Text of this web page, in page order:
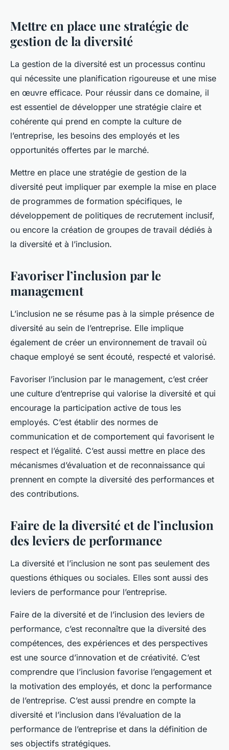
Mettre en place une stratégie de
gestion de la diversité
La gestion de la diversité est un processus continu
qui nécessite une planification rigoureuse et une mise
en œuvre efficace. Pour réussir dans ce domaine, il
est essentiel de développer une stratégie claire et
cohérente qui prend en compte la culture de
l’entreprise, les besoins des employés et les
opportunités offertes par le marché.
Mettre en place une stratégie de gestion de la
diversité peut impliquer par exemple la mise en place
de programmes de formation spécifiques, le
développement de politiques de recrutement inclusif,
ou encore la création de groupes de travail dédiés à
la diversité et à l’inclusion.
Favoriser l’inclusion par le
management
L’inclusion ne se résume pas à la simple présence de
diversité au sein de l’entreprise. Elle implique
également de créer un environnement de travail où
chaque employé se sent écouté, respecté et valorisé.
Favoriser l’inclusion par le management, c’est créer
une culture d’entreprise qui valorise la diversité et qui
encourage la participation active de tous les
employés. C’est établir des normes de
communication et de comportement qui favorisent le
respect et l’égalité. C’est aussi mettre en place des
mécanismes d’évaluation et de reconnaissance qui
prennent en compte la diversité des performances et
des contributions.
Faire de la diversité et de l’inclusion
des leviers de performance
La diversité et l’inclusion ne sont pas seulement des
questions éthiques ou sociales. Elles sont aussi des
leviers de performance pour l’entreprise.
Faire de la diversité et de l’inclusion des leviers de
performance, c’est reconnaître que la diversité des
compétences, des expériences et des perspectives
est une source d’innovation et de créativité. C’est
comprendre que l’inclusion favorise l’engagement et
la motivation des employés, et donc la performance
de l’entreprise. C’est aussi prendre en compte la
diversité et l’inclusion dans l’évaluation de la
performance de l’entreprise et dans la définition de
ses objectifs stratégiques.